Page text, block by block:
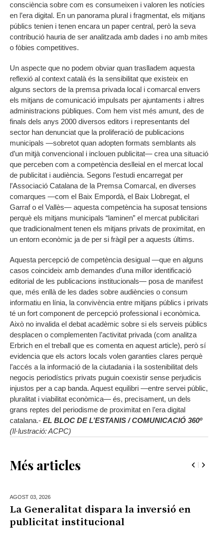
consciència sobre com es consumeixen i valoren les notícies
en l’era digital. En un panorama plural i fragmentat, els mitjans
públics tenien i tenen encara un paper central, però la seva
contribució hauria de ser analitzada amb dades i no amb mites
o fòbies competitives.
Un aspecte que no podem obviar quan traslladem aquesta
reflexió al context català és la sensibilitat que existeix en
alguns sectors de la premsa privada local i comarcal envers
els mitjans de comunicació impulsats per ajuntaments i altres
administracions públiques. Com hem vist més amunt, des de
finals dels anys 2000 diversos editors i representants del
sector han denunciat que la proliferació de publicacions
municipals —sobretot quan adopten formats semblants als
d’un mitjà convencional i inclouen publicitat— crea una situació
que perceben com a competència deslleial en el mercat local
de publicitat i audiència. Segons l’estudi encarregat per
l’Associació Catalana de la Premsa Comarcal, en diverses
comarques —com el Baix Empordà, el Baix Llobregat, el
Garraf o el Vallès— aquesta competència ha suposat tensions
perquè els mitjans municipals “laminen” el mercat publicitari
que tradicionalment tenen els mitjans privats de proximitat, en
un entorn econòmic ja de per si fràgil per a aquests últims.
Aquesta percepció de competència desigual —que en alguns
casos coincideix amb demandes d’una millor identificació
editorial de les publicacions institucionals— posa de manifest
que, més enllà de les dades sobre audiències o consum
informatiu en línia, la convivència entre mitjans públics i privats
té un fort component de percepció professional i econòmica.
Això no invalida el debat acadèmic sobre si els serveis públics
desplacen o complementen l’activitat privada (com analitza
Erbrich en el treball que es comenta en aquest article), però sí
evidencia que els actors locals volen garanties clares perquè
l’accés a la informació de la ciutadania i la sostenibilitat dels
negocis periodístics privats puguin coexistir sense perjudicis
injustos per a cap banda. Aquest equilibri —entre servei públic,
pluralitat i viabilitat econòmica— és, precisament, un dels
grans reptes del periodisme de proximitat en l’era digital
catalana.- EL BLOC DE L’ESTANIS / COMUNICACIÓ 360º
(Il·lustració: ACPC)
Més articles
AGOST 03, 2026
La Generalitat dispara la inversió en
publicitat institucional